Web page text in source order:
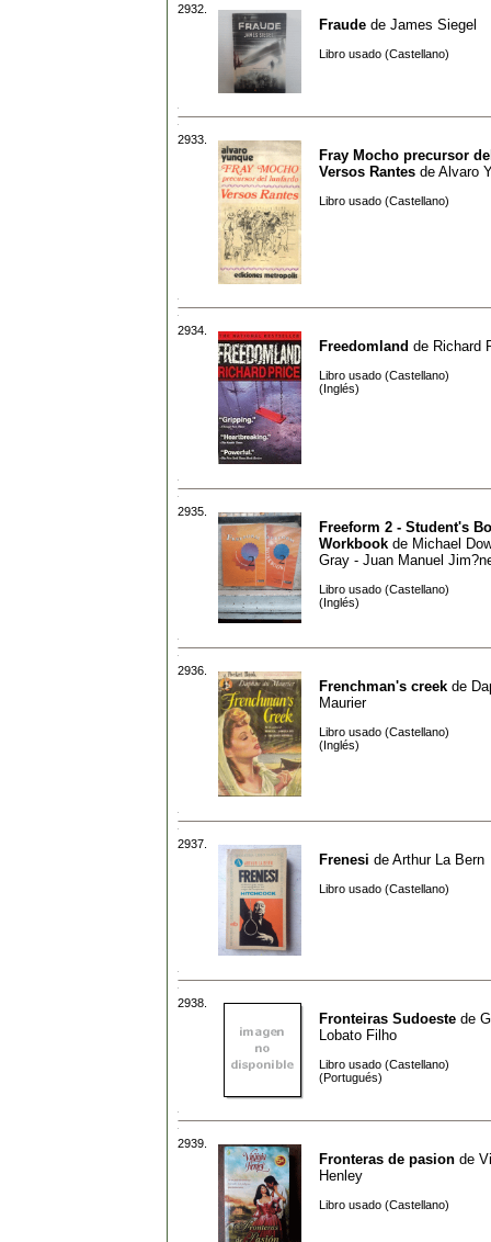
2932.
Fraude de James Siegel
Libro usado (Castellano)
2933.
Fray Mocho precursor
Versos Rantes de Alvaro
Libro usado (Castellano)
2934.
Freedomland de Richard
Libro usado (Castellano)
(Inglés)
2935.
Freeform 2 - Student's
Workbook de Michael
Gray - Juan Manuel
Libro usado (Castellano)
(Inglés)
2936.
Frenchman's creek de
Maurier
Libro usado (Castellano)
(Inglés)
2937.
Frenesi de Arthur La Bern
Libro usado (Castellano)
2938.
Fronteiras Sudoeste de
Lobato Filho
Libro usado (Castellano)
(Portugués)
2939.
Fronteras de pasion de
Henley
Libro usado (Castellano)